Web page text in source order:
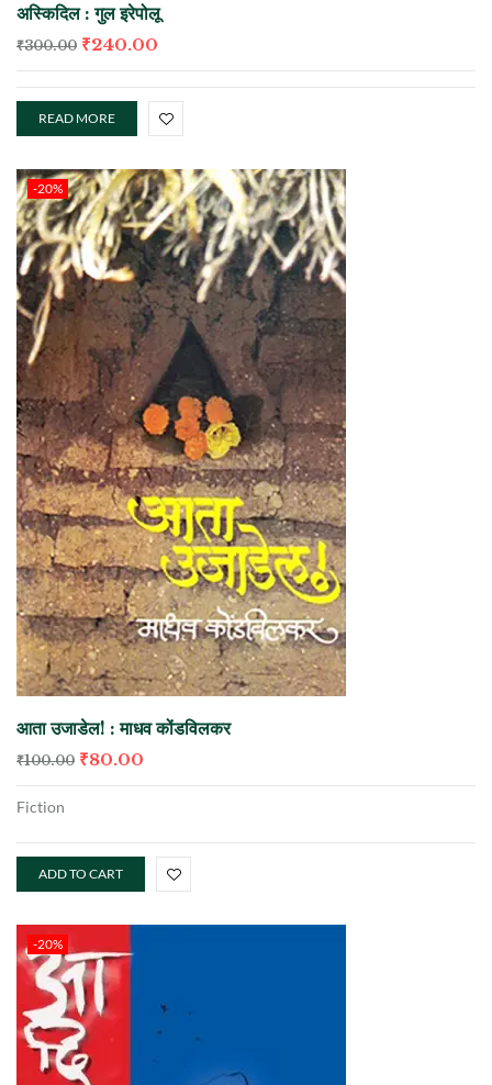
अस्किदिल : गुल इरेपोलू
₹300.00 ₹240.00
READ MORE
-20%
आता उजाडेल! : माधव कोंडविलकर
₹100.00 ₹80.00
Fiction
ADD TO CART
-20%